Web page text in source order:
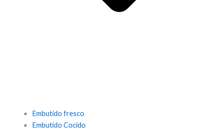
Embutido fresco
Embutido Cocido